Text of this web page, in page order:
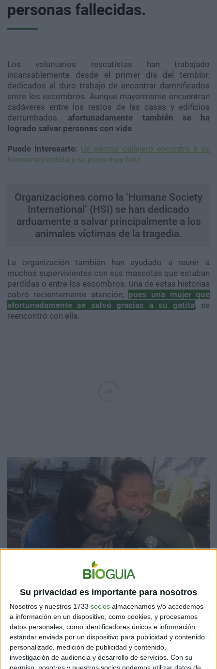
Su privacidad es importante para nosotros
Nosotros y nuestros 1733 socios almacenamos y/o accedemos
a información en un dispositivo, como cookies, y procesamos
datos personales, como identificadores únicos e información
estándar enviada por un dispositivo para publicidad y contenido
personalizado, medición de publicidad y contenido,
investigación de audiencia y desarrollo de servicios. Con su
personas fallecidas.
Los voluntarios rescatistas han trabajado
incansablemente desde el primer día del temblor,
dedicados al duro trabajo de encontrar damnificados
entre los escombros. Aunque mayormente encuentran
cadáveres entre los restos de las casas y edificios
derrumbados, afortunadamente también se ha
logrado salvar personas con vida.
Puede interesarte: Un perrito callejero encontró a su
hermana perdida y se puso muy feliz
Organizaciones como la ‘Humane Society
International’ (HSI) se han dedicado
arduamente a salvar principalmente a los
animales víctimas de la tragedia.
La organización también han ayudado a reunir a
muchos supervivientes con sus mascotas que estaban
perdidas o entre los escombros. Una de estas historias
cobró recientemente atención, pues una mujer que
afortunadamente se salvó gracias a su gatita, se
reencontró con ella.
Foto: Human Society International.
Según Newsweek, Rumeysa Gürbüz se encontraba
durmiendo en su casa cuando ocurrió el desastre
natural mencionado.Su gata llamada Leyla la despertó
15 minutos antes de que el terremoto llegara, lo que
le permitió escapar.